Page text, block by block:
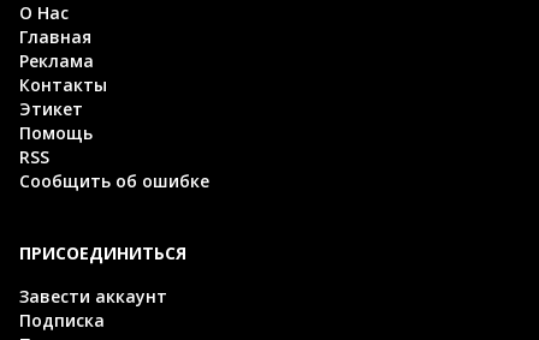
О Нас
Главная
Реклама
Контакты
Этикет
Помощь
RSS
Сообщить об ошибке
ПРИСОЕДИНИТЬСЯ
Завести аккаунт
Подписка